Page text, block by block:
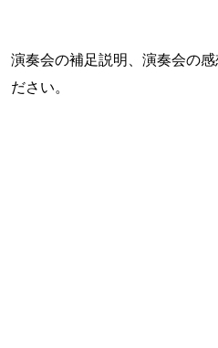
演奏会の補足説明、演奏会の
ださい。